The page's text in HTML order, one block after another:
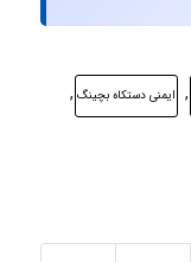
, ایمنی دستکاه بچینگ ,